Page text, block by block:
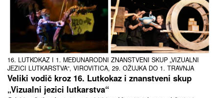
16. LUTKOKAZ I 1. MEĐUNARODNI ZNANSTVENI SKUP „VIZUALNI
JEZICI LUTKARSTVA“, VIROVITICA, 29. OŽUJKA DO 1. TRAVNJA
Veliki vodič kroz 16. Lutkokaz i znanstveni skup
„Vizualni jezici lutkarstva“